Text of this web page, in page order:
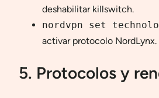
deshabilitar killswitch.
nordvpn set
activar protocolo NordLynx.
5. Protocolos y